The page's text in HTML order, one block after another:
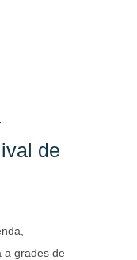
de
a grades de